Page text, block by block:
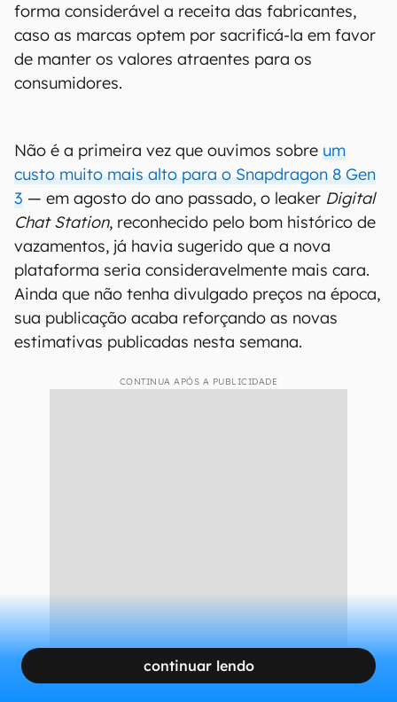
forma considerável a receita das fabricantes,
caso as marcas optem por sacrificá-la em favor
de manter os valores atraentes para os
consumidores.
Não é a primeira vez que ouvimos sobre um
custo muito mais alto para o Snapdragon 8 Gen
3 — em agosto do ano passado, o leaker Digital
Chat Station, reconhecido pelo bom histórico de
vazamentos, já havia sugerido que a nova
plataforma seria consideravelmente mais cara.
Ainda que não tenha divulgado preços na época,
sua publicação acaba reforçando as novas
estimativas publicadas nesta semana.
CONTINUA APÓS A PUBLICIDADE
continuar lendo